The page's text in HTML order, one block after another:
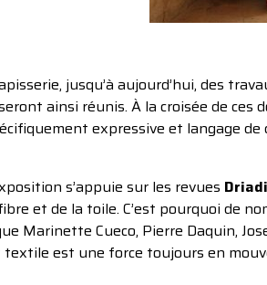
jusqu’à aujourd’hui, des
ainsi réunis. À la croisée de ces
expressive et langage
s’appuie sur les revues Driadi
et de la toile. C’est pourquoi de
Marinette Cueco, Pierre Daquin,
est une force toujours en